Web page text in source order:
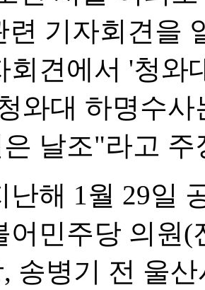
련 기자회견을
회견에서 '청와
와대 하명수
날조"라고 주
난해 1월 29일
어민주당 의원
송병기 전 울